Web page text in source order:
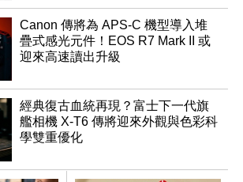
Canon 傳將為 APS-C 機型導入堆
疊式感光元件！EOS R7 Mark II 或
迎來高速讀出升級
經典復古血統再現？富士下一代旗
艦相機 X-T6 傳將迎來外觀與色彩科
學雙重優化